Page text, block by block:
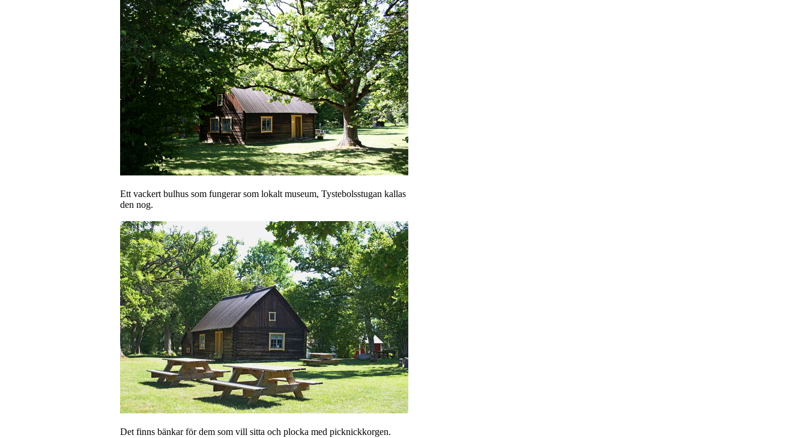
Ett vackert bulhus som fungerar som lokalt museum, Tystebolsstugan kallas
den nog.
Det finns bänkar för dem som vill sitta och plocka med picknickkorgen.